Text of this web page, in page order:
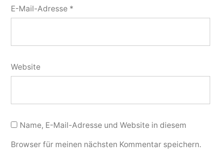
E-Mail-Adresse *
Website
Name, E-Mail-Adresse und Website in diesem
Browser für meinen nächsten Kommentar speichern.